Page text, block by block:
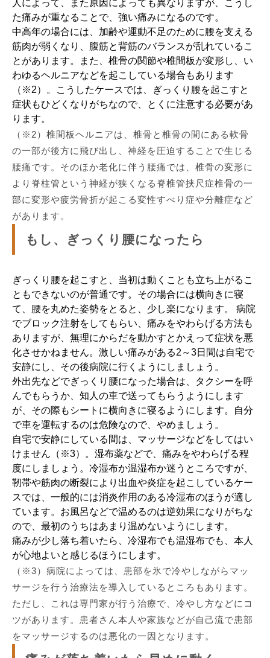
人によって、また原因によっても異なりますが、こうし
た痛みが重なることで、強い痛みになるのです。
中高年の場合には、加齢や運動不足のために腰を支える
筋肉が弱くなり、腹筋と背筋のバランスが乱れているこ
とがあります。また、椎骨の関節や椎間板が変形し、い
わゆるヘルニアなどを起こしている場合もあります
（※2）。こうしたケースでは、ぎっくり腰を起こすと
症状もひどくなりがちなので、とくに注意する必要があ
ります。
（※2）椎間板ヘルニアは、椎骨と椎骨の間にある軟骨
の一部が後方に飛び出し、神経を圧迫することで生じる
腰痛です。そのほか老化に伴う腰痛では、椎骨の変形に
より脊柱管という神経が狭くなる脊椎管挟尺症椎骨の一
部に変形や疲労骨折が起こる変性すべり症や分離症など
があります。
もし、ぎっくり腰になったら
ぎっくり腰を起こすと、当初は動くことも立ち上がるこ
ともできないのが普通です。その場合には横向きに寝
て、腰を丸めた姿勢をとると、少し楽になります。 病院
でブロック注射をしてもらい、痛みをやわらげる方法も
ありますが、無理にからだを動かすとかえって症状を悪
化させかねません。激しい痛みがある2～3日間は自宅で
安静にし、その後病院に行くようにしましょう。
外出先などでぎっくり腰になった場合は、タクシーを呼
んでもらうか、知人の車で送ってもらうようにします
が、その際もシートに横向きに寝るようにします。自分
で車を運転するのは危険なので、やめましょう。
自宅で安静にしている間は、マッサージなどをしてはい
けません（※3）。湿布薬などで、痛みをやわらげる程
度にしましょう。冷湿布か温湿布か迷うところですが、
靭帯や筋肉の断裂により出血や炎症を起こしているケー
スでは、一般的には消炎作用のある冷湿布のほうが適し
ています。お風呂などで温めるのは逆効果になりがちな
ので、最初のうちはあまり温めないようにします。
痛みが少し落ち着いたら、冷湿布でも温湿布でも、本人
が心地よいと感じるほうにします。
（※3）病院によっては、患部を氷で冷やしながらマッ
サージを行う治療法を導入しているところもあります。
ただし、これは専門家が行う治療で、冷やし方などにコ
ツがあります。患者さん本人や家族などが自己流で患部
をマッサージするのは悪化の一因となります。